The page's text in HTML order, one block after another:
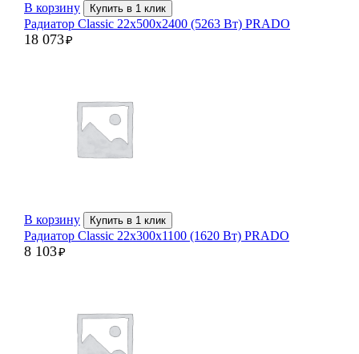
В корзину Купить в 1 клик
Радиатор Classic 22х500х2400 (5263 Вт) PRADO
18 073₽
В корзину Купить в 1 клик
Радиатор Classic 22х300х1100 (1620 Вт) PRADO
8 103₽